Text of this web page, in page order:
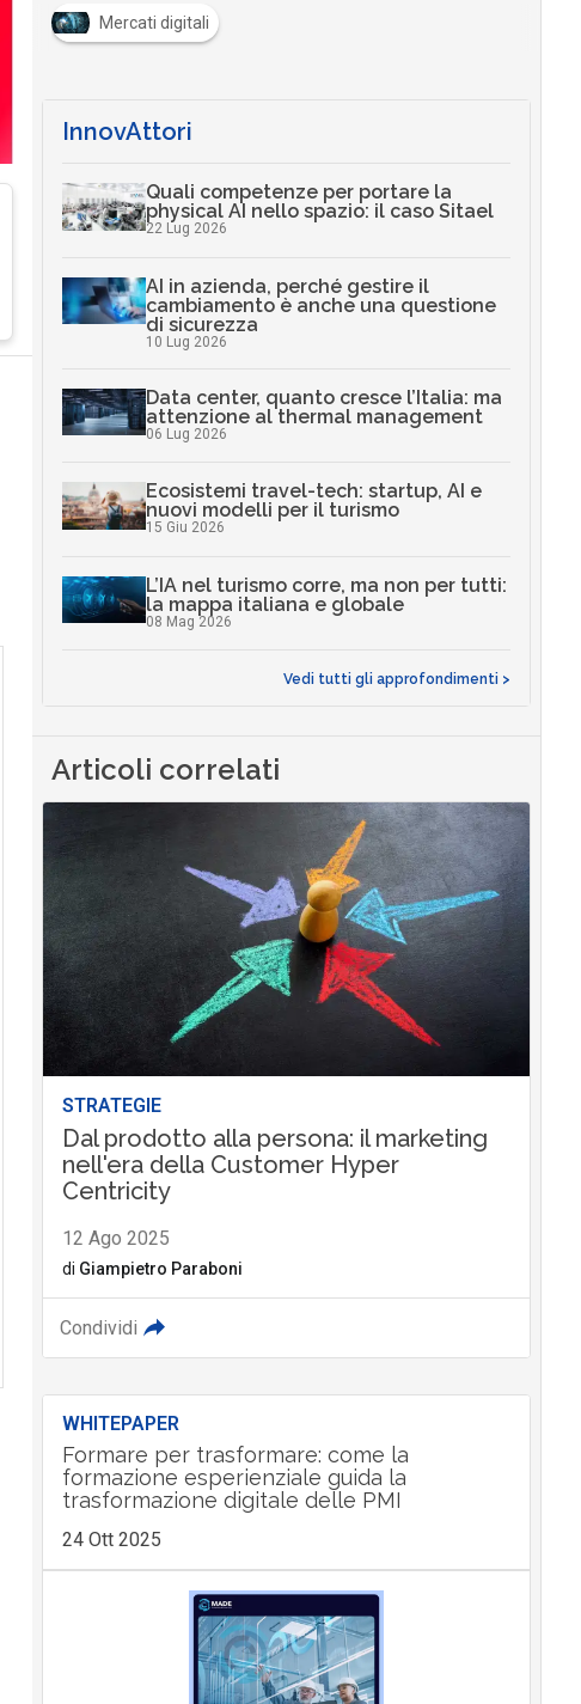
Mercati digitali
InnovAttori
Quali competenze per portare la
physical AI nello spazio: il caso Sitael
22 Lug 2026
AI in azienda, perché gestire il
cambiamento è anche una questione
di sicurezza
10 Lug 2026
Data center, quanto cresce l’Italia: ma
attenzione al thermal management
06 Lug 2026
Ecosistemi travel-tech: startup, AI e
nuovi modelli per il turismo
15 Giu 2026
L’IA nel turismo corre, ma non per tutti:
la mappa italiana e globale
08 Mag 2026
Vedi tutti gli approfondimenti >
Articoli correlati
STRATEGIE
Dal prodotto alla persona: il marketing
nell'era della Customer Hyper
Centricity
12 Ago 2025
di Giampietro Paraboni
Condividi
WHITEPAPER
Formare per trasformare: come la
formazione esperienziale guida la
trasformazione digitale delle PMI
24 Ott 2025